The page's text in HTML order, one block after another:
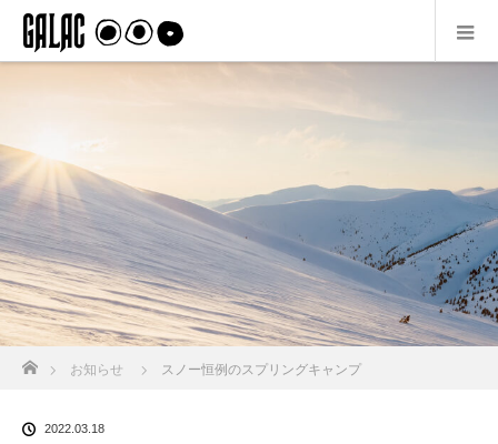
ホーム
お知らせ スノー恒例のスプリングキャンプ
2022.03.18